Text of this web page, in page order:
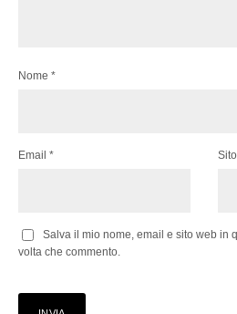
Nome *
Email *
Salva il mio nome, email e sito web in
volta che commento.